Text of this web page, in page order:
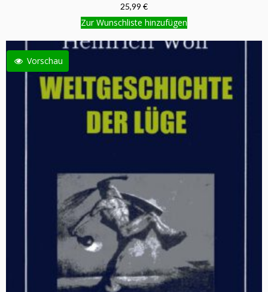
25,99 €
Zur Wunschliste hinzufügen
Vorschau